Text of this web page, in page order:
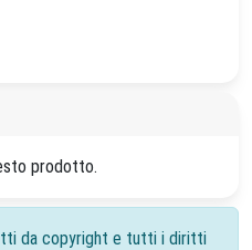
prodotto.
da copyright e tutti i diritti